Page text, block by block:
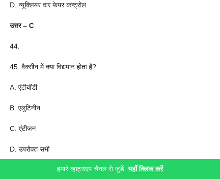
D. न्यूक्लियर वार फेयर कन्ट्रोल
उत्तर – C
44.
45. वैक्सीन में क्या विद्यमान होता है?
A. एंटीबॉडी
B. एलुटिनीन
C. एंटीजन
D. उपरोक्त सभी
हमारे व्हाट्सएप चैनल से जुड़ें:यहाँ क्लिक करें